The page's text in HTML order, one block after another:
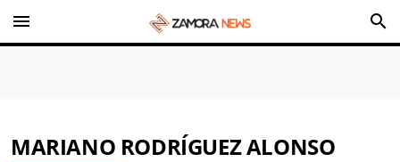
menu search
MARIANO RODRÍGUEZ ALONSO